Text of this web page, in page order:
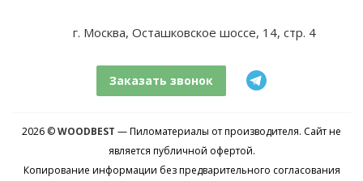
г. Москва, Осташковское шоссе, 14, стр. 4
Заказать звонок
2026 ©WOODBEST — Пиломатериалы от производителя. Сайт не
является публичной офертой.
Копирование информации без предварительного согласования